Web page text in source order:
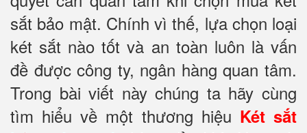
sắt bảo mật. Chính vì thế, lựa chọn loại
két sắt nào tốt và an toàn luôn là vấn
đề được công ty, ngân hàng quan tâm.
Trong bài viết này chúng ta hãy cùng
tìm hiểu về một thương hiệu Két sắt